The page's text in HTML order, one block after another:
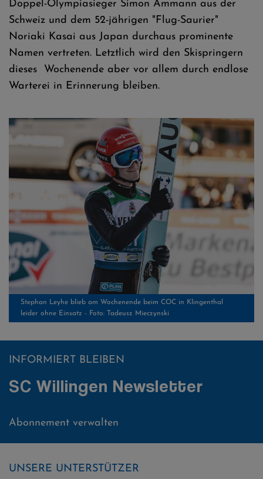
Doppel-Olympiasieger Simon Ammann aus der
Schweiz und dem 52-jährigen "Flug-Saurier"
Noriaki Kasai aus Japan durchaus prominente
Namen vertreten. Letztlich wird den Skispringern
dieses Wochenende aber vor allem durch endlose
Warterei in Erinnerung bleiben.
Stephan Leyhe blieb am Wochenende beim COC in Klingenthal
leider ohne Einsatz - Foto: Tadeusz Mieczynski
INFORMIERT BLEIBEN
SC Willingen Newsletter
Abonnement verwalten
UNSERE UNTERSTÜTZER